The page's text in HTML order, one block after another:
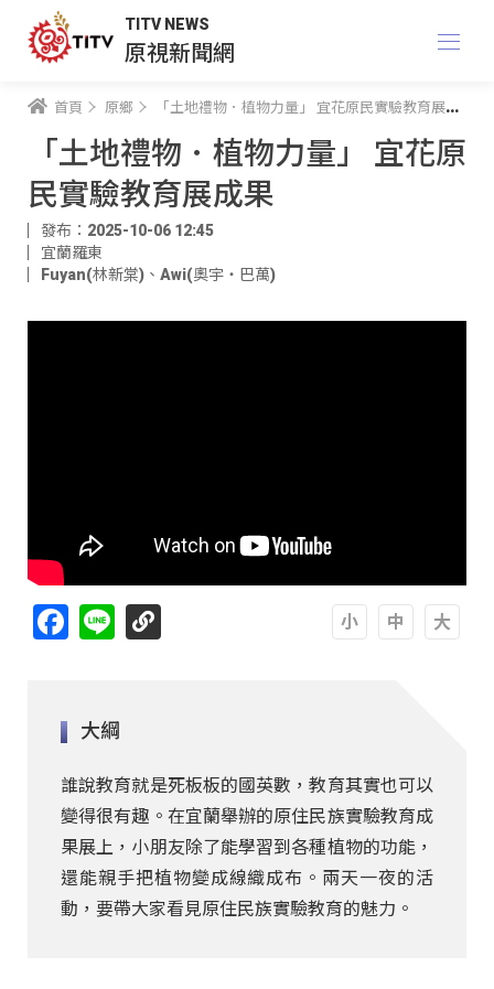
TITV NEWS
原視新聞網
首頁 原鄉 「土地禮物．植物力量」 宜花原民實驗教育展成果
「土地禮物．植物力量」 宜花原
民實驗教育展成果
發布：2025-10-06 12:45
宜蘭羅東
Fuyan(林新棠) 、 Awi(奧宇‧巴萬)
Facebook
Line
大綱
誰說教育就是死板板的國英數，教育其實也可以
變得很有趣。在宜蘭舉辦的原住民族實驗教育成
果展上，小朋友除了能學習到各種植物的功能，
還能親手把植物變成線織成布。兩天一夜的活
動，要帶大家看見原住民族實驗教育的魅力。